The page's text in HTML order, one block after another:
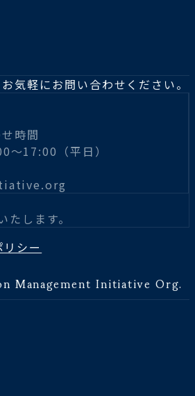
気軽にお問い合わせください。
時間
17:00（平日）
します。
シー
Management Initiative Org.